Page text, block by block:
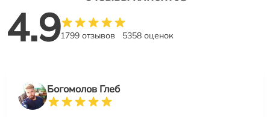
4.91799 отзывов 5358 оценок
Богомолов Глеб